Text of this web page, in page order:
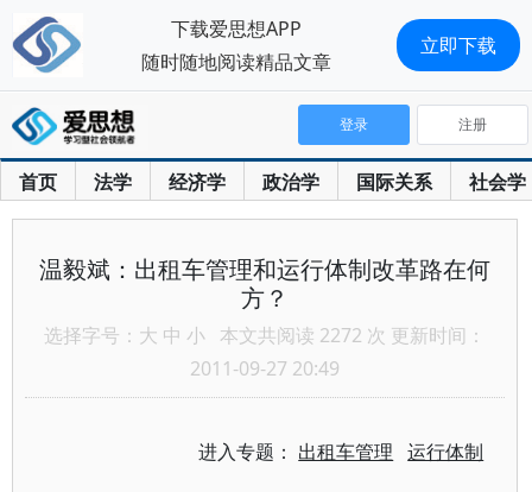
首页 法学 经济学 政治学 国际关系 社会学
登录 注册
温毅斌：出租车管理和运行体制改革路在何
方？
选择字号： 大 中 小 本文共阅读 2272 次 更新时间：
2011-09-27 20:49
进入专题： 出租车管理 运行体制
下载爱思想APP
随时随地阅读精品文章
立即下载